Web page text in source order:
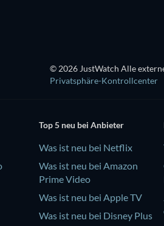
© 2026 JustWatch Alle
Privatsphäre-Kontrollcenter
Top 5 neu bei Anbieter
Was ist neu bei Netflix
Was ist neu bei Amazon
Prime Video
Was ist neu bei Apple TV
Was ist neu bei Disney Plus